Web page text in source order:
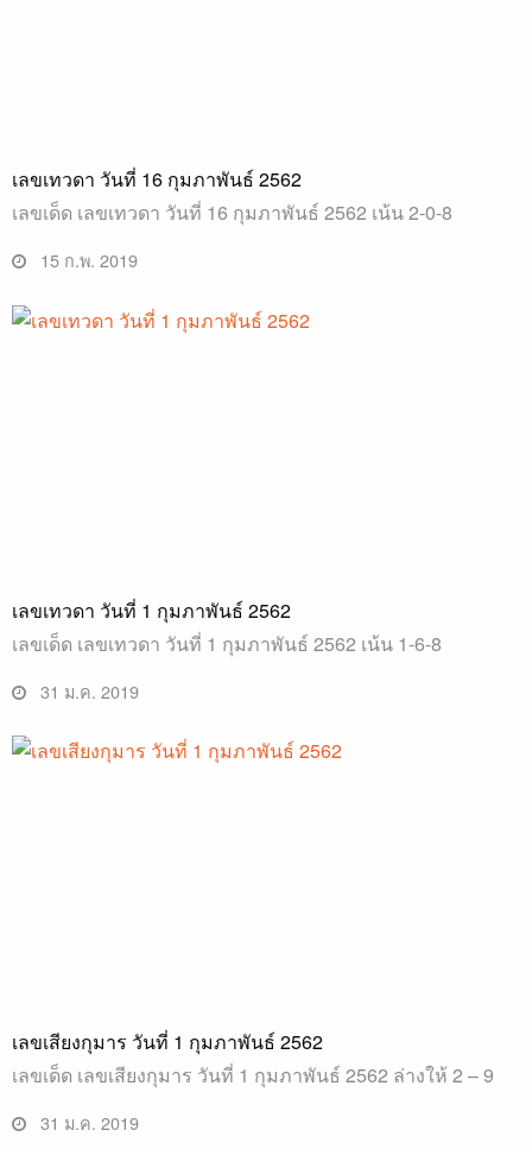
เลขเทวดา วันที่ 16 กุมภาพันธ์ 2562
เลขเด็ด เลขเทวดา วันที่ 16 กุมภาพันธ์ 2562 เน้น 2-0-8
15 ก.พ. 2019
เลขเทวดา วันที่ 1 กุมภาพันธ์ 2562
เลขเด็ด เลขเทวดา วันที่ 1 กุมภาพันธ์ 2562 เน้น 1-6-8
31 ม.ค. 2019
เลขเสียงกุมาร วันที่ 1 กุมภาพันธ์ 2562
เลขเด็ด เลขเสียงกุมาร วันที่ 1 กุมภาพันธ์ 2562 ล่างให้ 2 – 9
31 ม.ค. 2019